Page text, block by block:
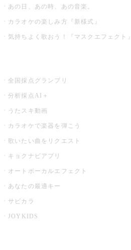
あの日、あの時、あの音楽。
カラオケの楽しみ方『新様式』
気持ちよく歌おう！『マスクエフェクト』
全国採点グランプリ
分析採点AI＋
うたスキ動画
カラオケで楽器を弾こう
歌いたい曲をリクエスト
キョクナビアプリ
オートボーカルエフェクト
あなたの最適キー
サビカラ
JOYKIDS